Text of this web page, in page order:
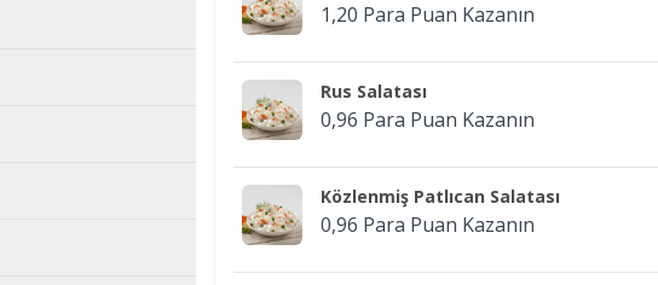
1,20 Para Puan Kazanın
Rus Salatası
0,96 Para Puan Kazanın
Közlenmiş Patlıcan Salatası
0,96 Para Puan Kazanın